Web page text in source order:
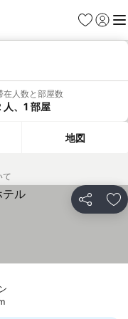
お気に入り
ログイ
メ
在人数と部屋数
人、1 部屋
地図
て
シェア お